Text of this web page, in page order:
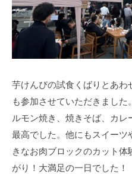
芋けんぴの試食くばりとあわ
も参加させていただきまし
ルモン焼き、焼きそば、カ
最高でした。他にもスイーツ
きなお肉ブロックのカット
がり！大満足の一日でした！